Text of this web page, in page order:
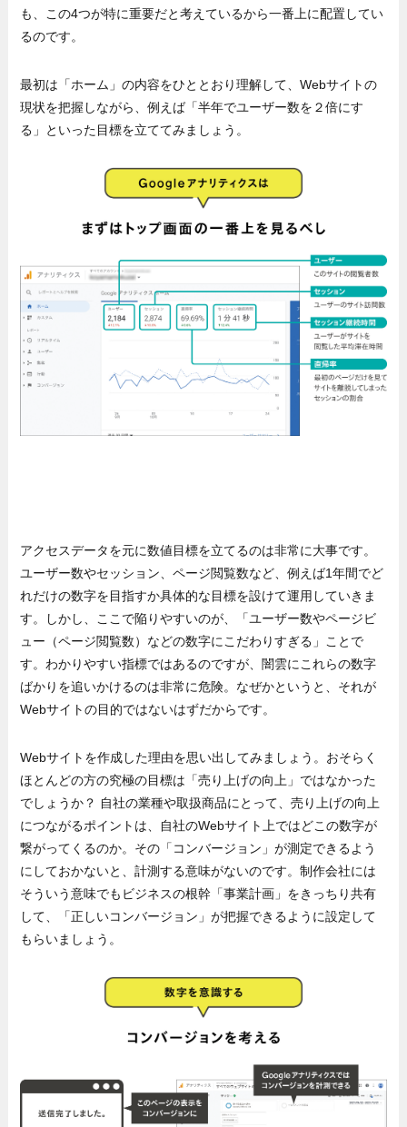
も、この4つが特に重要だと考えているから一番上に配置してい
るのです。
最初は「ホーム」の内容をひととおり理解して、Webサイトの
現状を把握しながら、例えば「半年でユーザー数を２倍にす
る」といった目標を立ててみましょう。
アクセスデータを元に数値目標を立てるのは非常に大事です。
ユーザー数やセッション、ページ閲覧数など、例えば1年間でど
れだけの数字を目指すか具体的な目標を設けて運用していきま
す。しかし、ここで陥りやすいのが、「ユーザー数やページビ
ュー（ページ閲覧数）などの数字にこだわりすぎる」ことで
す。わかりやすい指標ではあるのですが、闇雲にこれらの数字
ばかりを追いかけるのは非常に危険。なぜかというと、それが
Webサイトの目的ではないはずだからです。
Webサイトを作成した理由を思い出してみましょう。おそらく
ほとんどの方の究極の目標は「売り上げの向上」ではなかった
でしょうか？ 自社の業種や取扱商品にとって、売り上げの向上
につながるポイントは、自社のWebサイト上ではどこの数字が
繋がってくるのか。その「コンバージョン」が測定できるよう
にしておかないと、計測する意味がないのです。制作会社には
そういう意味でもビジネスの根幹「事業計画」をきっちり共有
して、「正しいコンバージョン」が把握できるように設定して
もらいましょう。